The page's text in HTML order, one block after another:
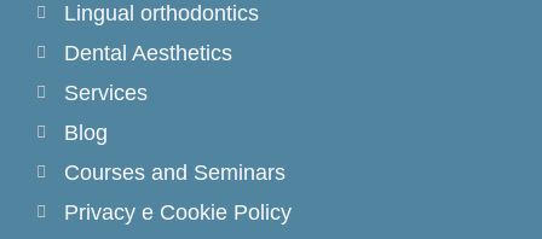
Lingual orthodontics
Dental Aesthetics
Services
Blog
Courses and Seminars
Privacy e Cookie Policy